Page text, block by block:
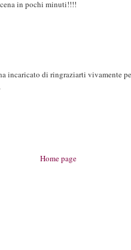
in pochi minuti!!!!
incaricato di ringraziarti vivamente
Home page